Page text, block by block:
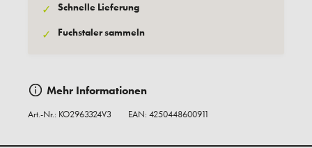
✓ Schnelle Lieferung
✓ Fuchstaler sammeln
Mehr Informationen
Art.-Nr.: KO2963324V3 EAN: 4250448600911